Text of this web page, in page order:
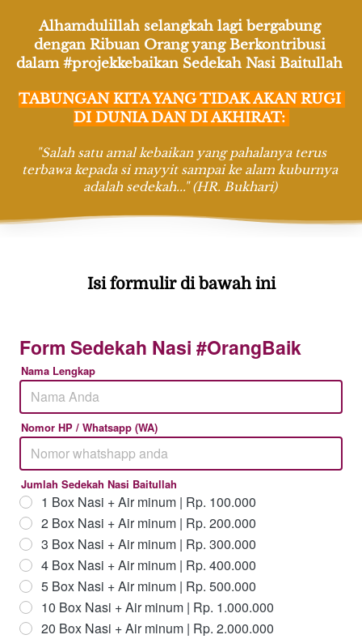
Alhamdulillah selangkah lagi bergabung
dengan Ribuan Orang yang Berkontribusi
dalam #projekkebaikan Sedekah Nasi Baitullah
TABUNGAN KITA YANG TIDAK AKAN RUGI
DI DUNIA DAN DI AKHIRAT:
"Salah satu amal kebaikan yang pahalanya terus
terbawa kepada si mayyit sampai ke alam kuburnya
adalah sedekah..." (HR. Bukhari)
Isi formulir di bawah ini
Form Sedekah Nasi #OrangBaik
Nama Lengkap
Nomor HP / Whatsapp (WA)
Jumlah Sedekah Nasi Baitullah
1 Box Nasi + Air minum | Rp. 100.000
2 Box Nasi + Air minum | Rp. 200.000
3 Box Nasi + Air minum | Rp. 300.000
4 Box Nasi + Air minum | Rp. 400.000
5 Box Nasi + Air minum | Rp. 500.000
10 Box Nasi + Air minum | Rp. 1.000.000
20 Box Nasi + Air minum | Rp. 2.000.000